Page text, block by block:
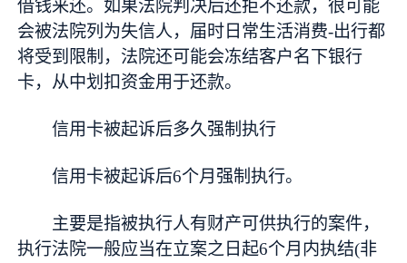
借钱来还。如果法院判决后还拒不还款，很可能
会被法院列为失信人，届时日常生活消费-出行都
将受到限制，法院还可能会冻结客户名下银行
卡，从中划扣资金用于还款。
信用卡被起诉后多久强制执行
信用卡被起诉后6个月强制执行。
主要是指被执行人有财产可供执行的案件，
执行法院一般应当在立案之日起6个月内执结(非